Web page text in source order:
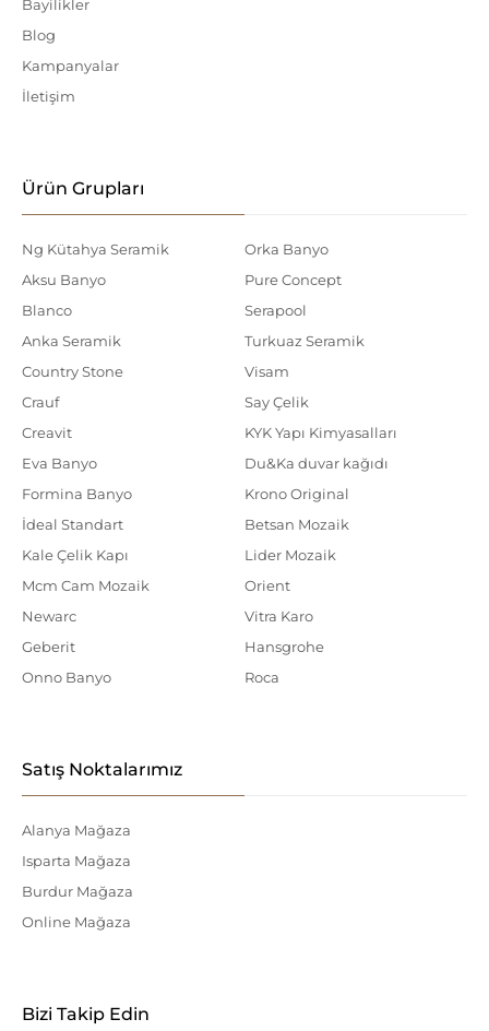
Bayilikler
Blog
Kampanyalar
İletişim
Ürün Grupları
Ng Kütahya Seramik
Aksu Banyo
Blanco
Anka Seramik
Country Stone
Crauf
Creavit
Eva Banyo
Formina Banyo
İdeal Standart
Kale Çelik Kapı
Mcm Cam Mozaik
Newarc
Geberit
Onno Banyo
Orka Banyo
Pure Concept
Serapool
Turkuaz Seramik
Visam
Say Çelik
KYK Yapı Kimyasalları
Du&Ka duvar kağıdı
Krono Original
Betsan Mozaik
Lider Mozaik
Orient
Vitra Karo
Hansgrohe
Roca
Satış Noktalarımız
Alanya Mağaza
Isparta Mağaza
Burdur Mağaza
Online Mağaza
Bizi Takip Edin